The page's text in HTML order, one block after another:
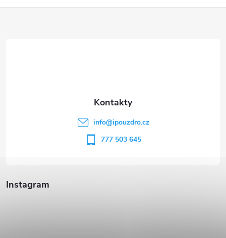
Instagram
info@ipouzdro.cz
777 503 645